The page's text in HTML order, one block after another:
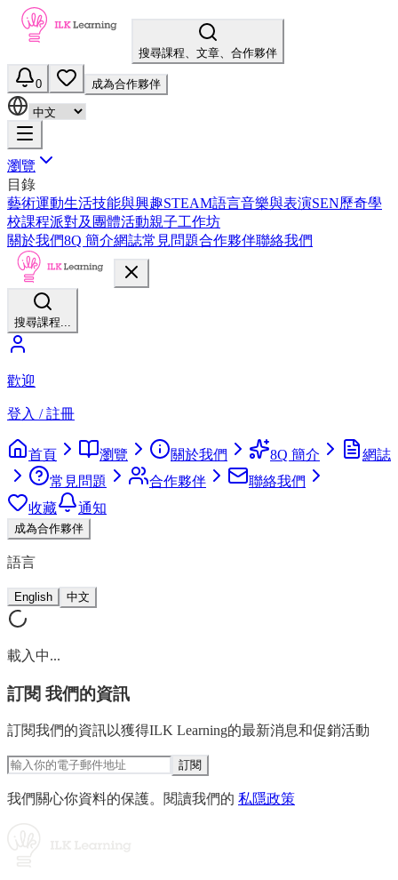
搜尋課程、文章、合作夥伴
0 成為合作夥伴
瀏覽
目錄
藝術運動生活技能與興趣STEAM語言音樂與表演SEN歷奇學
校課程派對及團體活動親子工作坊
關於我們8Q 簡介網誌常見問題合作夥伴聯絡我們
搜尋課程...
歡迎
登入 / 註冊
首頁 瀏覽 關於我們 8Q 簡介
網誌
常見問題
合作夥伴
聯絡我們
收藏
通知
成為合作夥伴
語言
English 中文
載入中...
訂閱 我們的資訊
訂閱我們的資訊以獲得ILK Learning的最新消息和促銷活動
訂閱
我們關心你資料的保護。閱讀我們的 私隱政策